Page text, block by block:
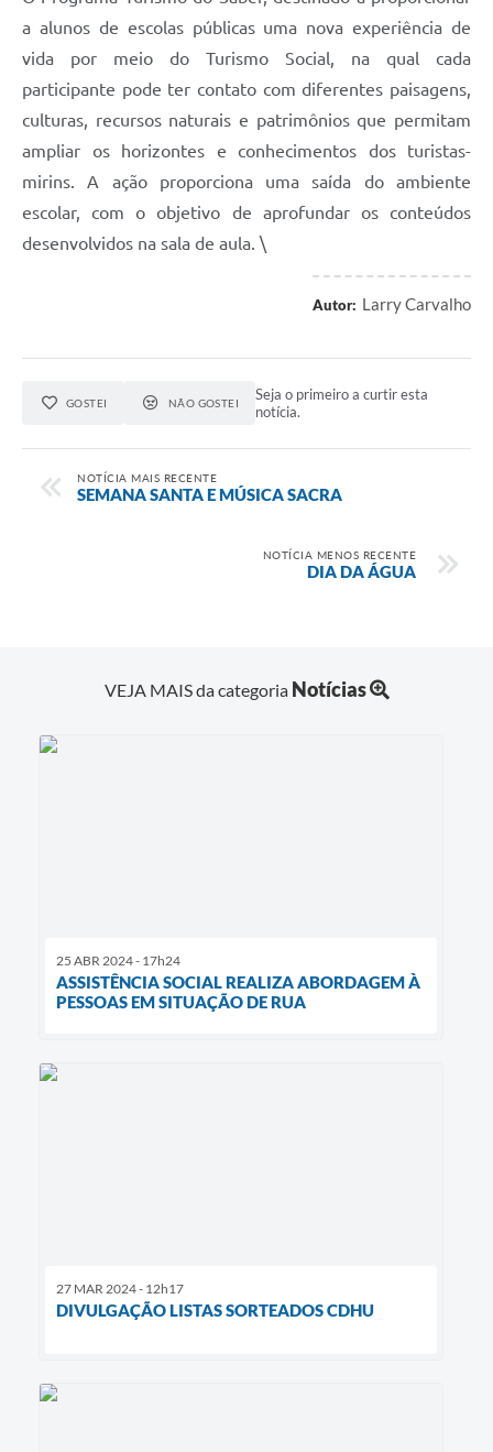
a alunos de escolas públicas uma nova experiência de
vida por meio do Turismo Social, na qual cada
participante pode ter contato com diferentes paisagens,
culturas, recursos naturais e patrimônios que permitam
ampliar os horizontes e conhecimentos dos turistas-
mirins. A ação proporciona uma saída do ambiente
escolar, com o objetivo de aprofundar os conteúdos
desenvolvidos na sala de aula. \
Autor: Larry Carvalho
GOSTEI NÃO GOSTEI
Seja o primeiro a curtir esta
notícia.
NOTÍCIA MAIS RECENTE
SEMANA SANTA E MÚSICA SACRA
NOTÍCIA MENOS RECENTE
DIA DA ÁGUA
VEJA MAIS da categoria Notícias
25 ABR 2024 - 17h24
ASSISTÊNCIA SOCIAL REALIZA ABORDAGEM À
PESSOAS EM SITUAÇÃO DE RUA
27 MAR 2024 - 12h17
DIVULGAÇÃO LISTAS SORTEADOS CDHU